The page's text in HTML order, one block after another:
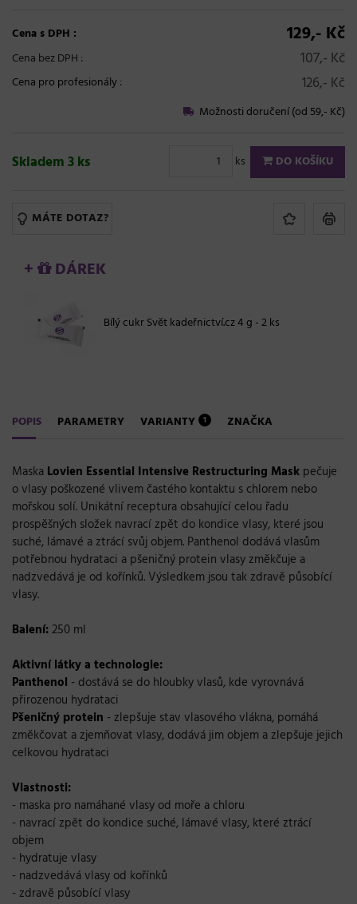
Cena s DPH : 129,- Kč
Cena bez DPH : 107,- Kč
Cena pro profesionály: 126,- Kč
Možnosti doručení (od 59,- Kč)
Skladem 3 ks ks DO KOŠÍKU
MÁTE DOTAZ?
+ DÁREK
Bílý cukr Svět kadeřnictví.cz 4 g - 2 ks
POPIS PARAMETRY VARIANTY 1 ZNAČKA
Maska Lovien Essential Intensive Restructuring Mask pečuje
o vlasy poškozené vlivem častého kontaktu s chlorem nebo
mořskou solí. Unikátní receptura obsahující celou řadu
prospěšných složek navrací zpět do kondice vlasy, které jsou
suché, lámavé a ztrácí svůj objem. Panthenol dodává vlasům
potřebnou hydrataci a pšeničný protein vlasy změkčuje a
nadzvedává je od kořínků. Výsledkem jsou tak zdravě působící
vlasy.
Balení:250 ml
Aktivní látky a technologie:
Panthenol - dostává se do hloubky vlasů, kde vyrovnává
přirozenou hydrataci
Pšeničný protein - zlepšuje stav vlasového vlákna, pomáhá
změkčovat a zjemňovat vlasy, dodává jim objem a zlepšuje jejich
celkovou hydrataci
Vlastnosti:
- maska pro namáhané vlasy od moře a chloru
- navrací zpět do kondice suché, lámavé vlasy, které ztrácí
objem
- hydratuje vlasy
- nadzvedává vlasy od kořínků
- zdravě působící vlasy